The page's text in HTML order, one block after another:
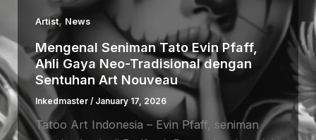
Artist, News
Mengenal Seniman Tato Evin Pfaff,
Ahli Gaya Neo-Tradisional dengan
Sentuhan Art Nouveau
Inkedmaster / January 17, 2026
Tatoo Art Indonesia – Evin Pfaff, seniman